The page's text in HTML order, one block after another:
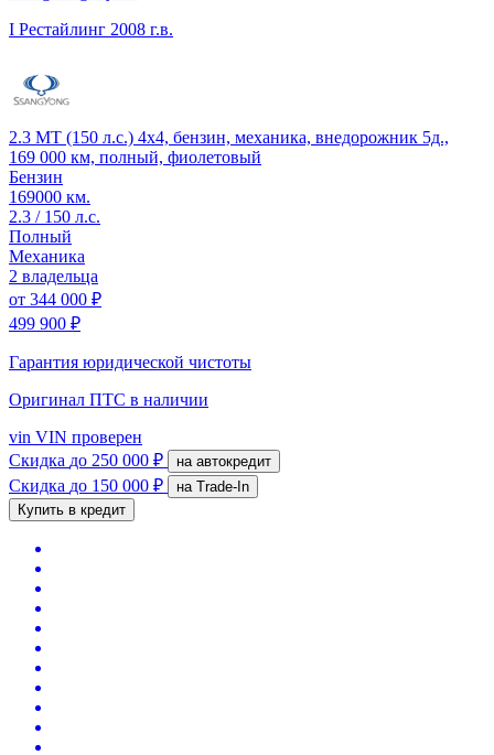
I Рестайлинг 2008 г.в.
2.3 MT (150 л.с.) 4x4, бензин, механика, внедорожник 5д.,
169 000 км, полный, фиолетовый
Бензин
169000 км.
2.3 / 150 л.с.
Полный
Механика
2 владельца
от 344 000 ₽
499 900 ₽
Гарантия юридической чистоты
Оригинал ПТС в наличии
vin VIN проверен
Скидка до 250 000 ₽ на автокредит
Скидка до 150 000 ₽
на Trade-In
Купить в кредит